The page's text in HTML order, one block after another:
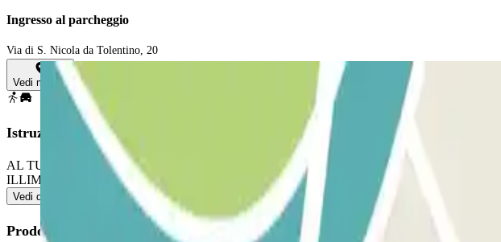
Ingresso al parcheggio
Via di S. Nicola da Tolentino, 20
Vedi mappa
Istruzioni
AL TUO ARRIVO: accedi al parcheggio. Parcheggia in qualsiasi posto auto libero. Vai alla
ILLIMITATE: segui il processo indicato precedentemente per entrare e uscire.
Vedi di più
Prodotti di Parclick